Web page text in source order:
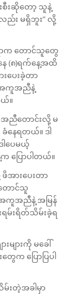
စီးဆိုတော့ သူနဲ့
း မရှိဘူး” လို့
ာက တောင်သူတွေ
(၈)ရက်နေ့အထိ
ပေးခဲ့တာ
အကူအညီနဲ့
။
အညီတောင်းလို့ မ
ေရတယ်။ ဒါ
ပေမယ့်
ပြောပါတယ်။
အားပေးတာ
ောင်သူ
အကူအညီနဲ့ အမြန်
ရမ်းရိတ်သိမ်းခဲ့ရ
ျားကို မခေါ်
က ပြောပြပါ
းတဲ့အခါမှာ